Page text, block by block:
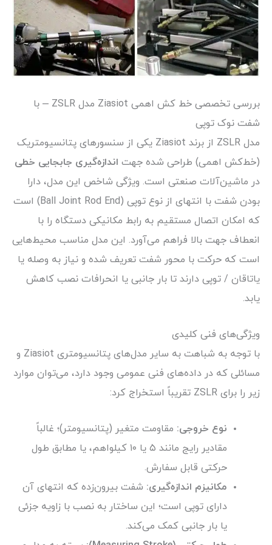
بررسی تخصصی خط کش اهمی Ziasiot مدل ZSLR – با
شفت نوک توپی
مدل ZSLR از برند Ziasiot یکی از سنسورهای پتانسیومتریک
(خط‌کش اهمی) طراحی شده جهت اندازه‌گیری جابجایی خطی
در ماشین‌آلات صنعتی است. ویژگی شاخص این مدل، دارا
بودن شفت با انتهای از نوع توپی (Ball Joint Rod End) است
که امکان اتصال مستقیم به رابط مکانیکی دستگاه را با
انعطاف جهت بالا فراهم می‌آورد. این مدل مناسب محیط‌هایی
است که حرکت با محور شفت تعریف شده و نیاز به وصله یا
یاتاقان / توپی دارند تا بار جانبی یا انحرافات نصب کاهش
یابد.
ویژگی‌های فنی کلیدی
با توجه به شباهت به سایر مدل‌های پتانسیومتری Ziasiot و
مسائلی که در داده‌های فنی عمومی وجود دارد، می‌توان موارد
زیر را برای ZSLR تقریباً استخراج کرد:
نوع خروجی: مقاومت متغیر (پتانسیومتر)؛ غالباً
مقادیر رایج مانند ۵ یا ۱۰ کیلواهم، یا مطابق طول
حرکتی قابل سفارش.
مکانیزم اندازه‌گیری: شفت بیرون‌زده که انتهای آن
دارای توپی است؛ این ساختار به نصب با زاویه جزئی
یا بار جانبی کمک می‌کند.